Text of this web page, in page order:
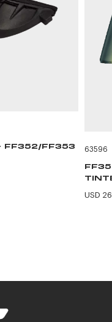
FF352/FF353 63596
USD 26